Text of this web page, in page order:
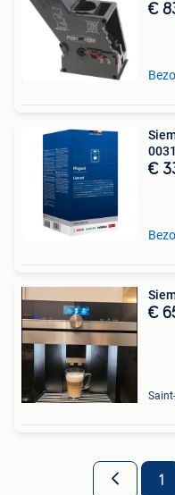
€
€
€
1